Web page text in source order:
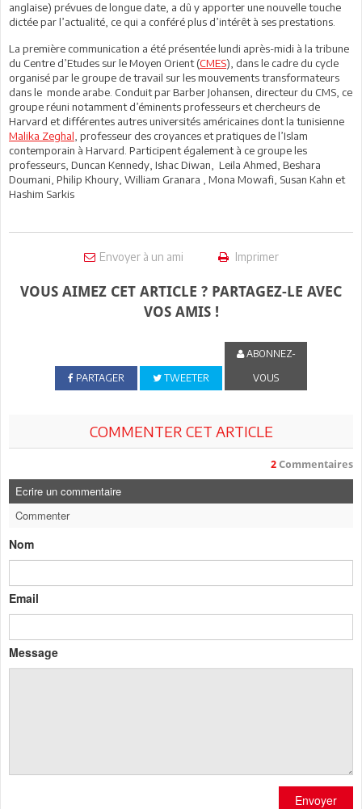
anglaise) prévues de longue date, a dû y apporter une nouvelle touche
dictée par l’actualité, ce qui a conféré plus d’intérêt à ses prestations.
La première communication a été présentée lundi après-midi à la tribune
du Centre d’Etudes sur le Moyen Orient (CMES), dans le cadre du cycle
organisé par le groupe de travail sur les mouvements transformateurs
dans le monde arabe. Conduit par Barber Johansen, directeur du CMS, ce
groupe réuni notamment d’éminents professeurs et chercheurs de
Harvard et différentes autres universités américaines dont la tunisienne
Malika Zeghal , professeur des croyances et pratiques de l’Islam
contemporain à Harvard. Participent également à ce groupe les
professeurs, Duncan Kennedy, Ishac Diwan, Leila Ahmed, Beshara
Doumani, Philip Khoury, William Granara , Mona Mowafi, Susan Kahn et
Hashim Sarkis
Envoyer à un ami Imprimer
VOUS AIMEZ CET ARTICLE ? PARTAGEZ-LE AVEC
VOS AMIS !
PARTAGER TWEETER
ABONNEZ-
VOUS
COMMENTER CET ARTICLE
2 Commentaires
Ecrire un commentaire
Commenter
Nom
Email
Message
Envoyer